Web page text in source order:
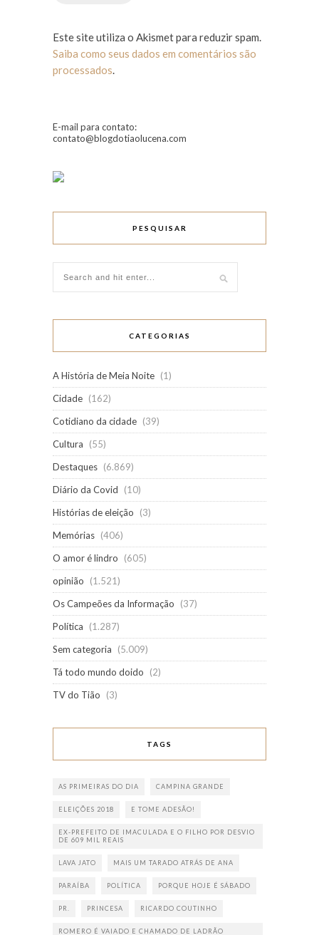
Este site utiliza o Akismet para reduzir spam.
Saiba como seus dados em comentários são
processados.
E-mail para contato:
contato@blogdotiaolucena.com
PESQUISAR
CATEGORIAS
A História de Meia Noite (1)
Cidade (162)
Cotidiano da cidade (39)
Cultura
(55)
Destaques (6.869)
Diário da Covid
(10)
Histórias de eleição
(3)
Memórias (406)
O amor é lindro
(605)
opinião
(1.521)
Os Campeões da Informação
(37)
Política
(1.287)
Sem categoria
(5.009)
Tá todo mundo doido
(2)
TV do Tião
(3)
TAGS
AS PRIMEIRAS DO DIA CAMPINA GRANDE
ELEIÇÕES 2018 E TOME ADESÃO!
EX-PREFEITO DE IMACULADA E O FILHO POR DESVIO
DE 609 MIL REAIS
LAVA JATO MAIS UM TARADO ATRÁS DE ANA
PARAÍBA POLÍTICA PORQUE HOJE É SÁBADO
PR. PRINCESA RICARDO COUTINHO
ROMERO É VAIADO E CHAMADO DE LADRÃO